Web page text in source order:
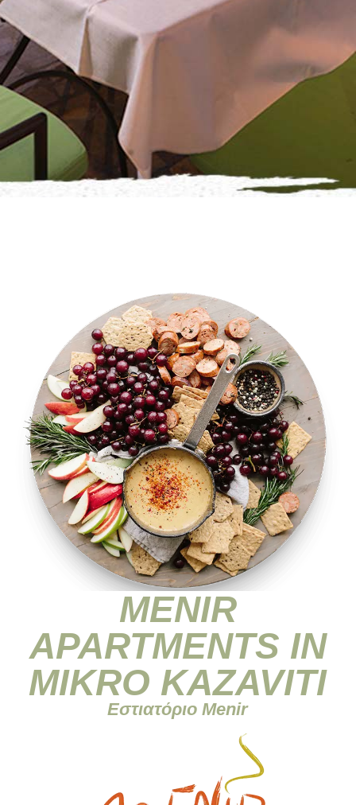
Εστιατόριο Menir
MENIR
APARTMENTS IN
MIKRO KAZAVITI